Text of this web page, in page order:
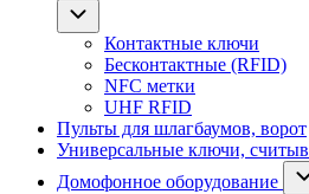
Контактные ключи
Бесконтактные (RFID)
NFC метки
UHF RFID
Пульты для шлагбаумов, ворот
Универсальные ключи,
Домофонное оборудование